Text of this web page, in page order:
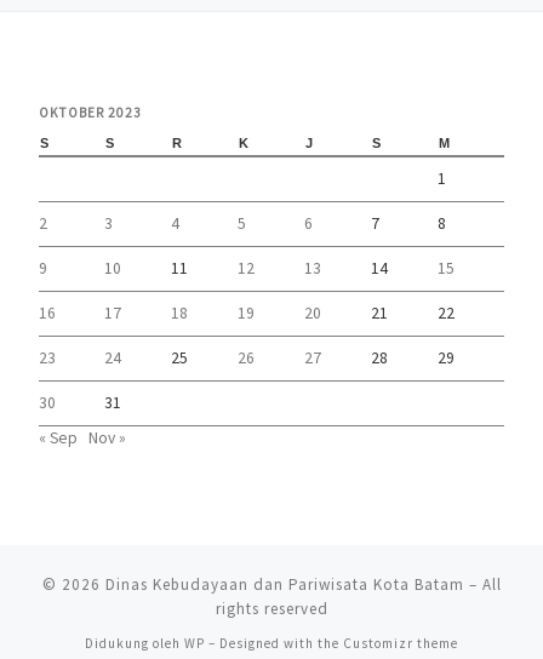
OKTOBER 2023
S S R K J S M
1
2 3 4 5 6 7 8
9 10 11 12 13 14 15
16 17 18 19 20 21 22
23 24 25 26 27 28 29
30
31
« Sep
Nov »
© 2026 Dinas Kebudayaan dan Pariwisata Kota Batam – All
rights reserved
Didukung oleh WP – Designed with the Customizr theme